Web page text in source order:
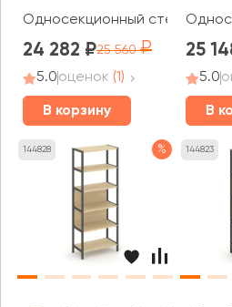
Односекционный стеллаж
24 282 25 560
5.0оценок (1)
В корзину
25
5.0
В
144828 % 144823